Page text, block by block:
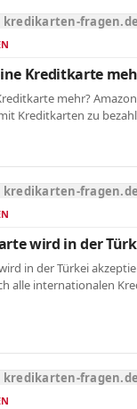
kredikarten-fragen.de
Kreditkarte
mehr?
Kreditkarten zu
kredikarten-fragen.de
wird in der
in der Türkei
alle internationalen
kredikarten-fragen.de